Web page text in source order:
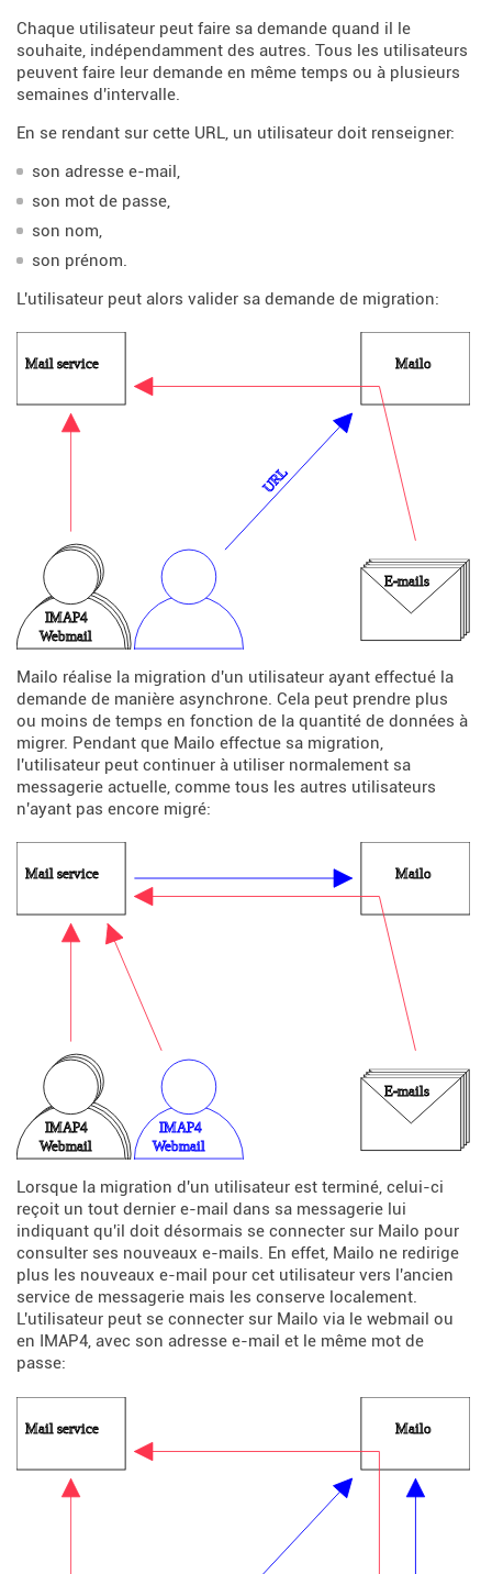
Chaque utilisateur peut faire sa demande quand il le
souhaite, indépendamment des autres. Tous les utilisateurs
peuvent faire leur demande en même temps ou à plusieurs
semaines d'intervalle.
En se rendant sur cette URL, un utilisateur doit renseigner:
son adresse e-mail,
son mot de passe,
son nom,
son prénom.
L'utilisateur peut alors valider sa demande de migration:
Mailo réalise la migration d'un utilisateur ayant effectué la
demande de manière asynchrone. Cela peut prendre plus
ou moins de temps en fonction de la quantité de données à
migrer. Pendant que Mailo effectue sa migration,
l'utilisateur peut continuer à utiliser normalement sa
messagerie actuelle, comme tous les autres utilisateurs
n'ayant pas encore migré:
Lorsque la migration d'un utilisateur est terminé, celui-ci
reçoit un tout dernier e-mail dans sa messagerie lui
indiquant qu'il doit désormais se connecter sur Mailo pour
consulter ses nouveaux e-mails. En effet, Mailo ne redirige
plus les nouveaux e-mail pour cet utilisateur vers l'ancien
service de messagerie mais les conserve localement.
L'utilisateur peut se connecter sur Mailo via le webmail ou
en IMAP4, avec son adresse e-mail et le même mot de
passe: